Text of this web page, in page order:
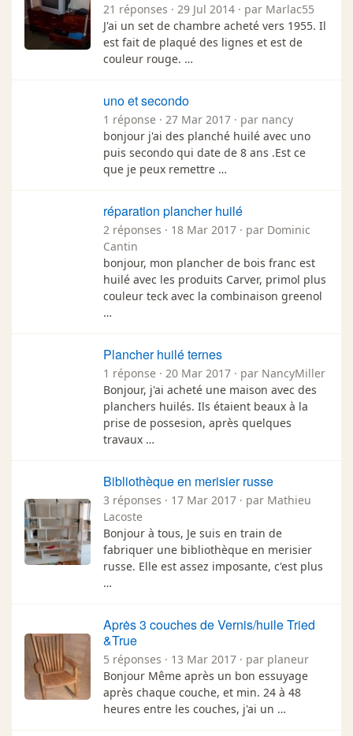
21 réponses · 29 Jul 2014 · par Marlac55
J'ai un set de chambre acheté vers 1955. Il
est fait de plaqué des lignes et est de
couleur rouge. …
uno et secondo
1 réponse · 27 Mar 2017 · par nancy
bonjour j'ai des planché huilé avec uno
puis secondo qui date de 8 ans .Est ce
que je peux remettre …
réparation plancher huilé
2 réponses · 18 Mar 2017 · par Dominic
Cantin
bonjour, mon plancher de bois franc est
huilé avec les produits Carver, primol plus
couleur teck avec la combinaison greenol
…
Plancher huilé ternes
1 réponse · 20 Mar 2017 · par NancyMiller
Bonjour, j'ai acheté une maison avec des
planchers huilés. Ils étaient beaux à la
prise de possesion, après quelques
travaux …
Bibliothèque en merisier russe
3 réponses · 17 Mar 2017 · par Mathieu
Lacoste
Bonjour à tous, Je suis en train de
fabriquer une bibliothèque en merisier
russe. Elle est assez imposante, c'est plus
…
Aprės 3 couches de Vernis/huile Tried
&True
5 réponses · 13 Mar 2017 · par planeur
Bonjour Même après un bon essuyage
après chaque couche, et min. 24 à 48
heures entre les couches, j'ai un …